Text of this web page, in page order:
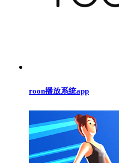
roon播放系统app